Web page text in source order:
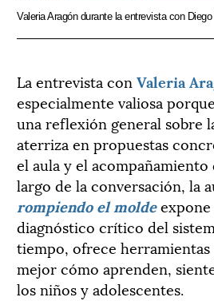
Valeria Aragón durante la entrevista con
La entrevista con Valeria
especialmente valiosa
una reflexión general sobre
aterriza en propuestas
el aula y el
largo de la conversación, la
rompiendo el moldeexpone
diagnóstico crítico del
tiempo, ofrece
mejor cómo aprenden,
los niños y adolescentes.